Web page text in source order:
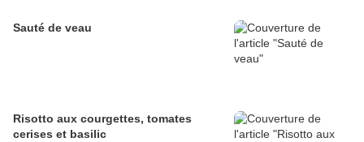
Sauté de veau
Risotto aux courgettes, tomates
cerises et basilic